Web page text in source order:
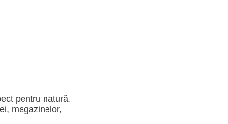
pentru natură.
magazinelor,